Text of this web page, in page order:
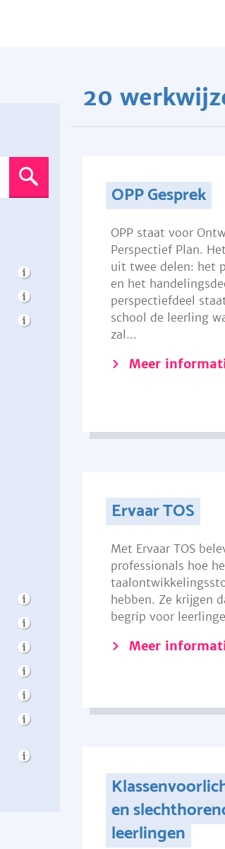
20
OPP Gesprek
OPP staat voor
Perspectief Plan.
uit twee delen: het
en het
perspectiefdeel
school de leerling
zal...
Meer
Ervaar TOS
Met Ervaar TOS
professionals hoe
hebben. Ze krijgen
begrip voor
Meer
en
leerlingen